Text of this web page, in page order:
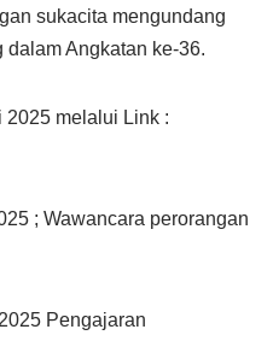
sukacita mengundang
Angkatan ke-36.
2025 melalui Link :
; Wawancara perorangan
Pengajaran